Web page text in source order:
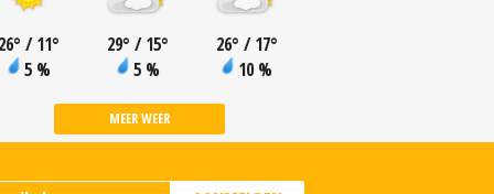
° / 11°
5 %
29° / 15°
5 %
26° / 17°
10 %
MEER WEER